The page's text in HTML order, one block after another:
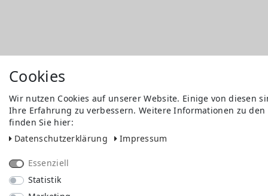
Cookies
Wir nutzen Cookies auf unserer Website. Einige von diesen
Ihre Erfahrung zu verbessern. Weitere Informationen zu
finden Sie hier:
Daten­schutz­erklärung
Impressum
Essenziell
Statistik